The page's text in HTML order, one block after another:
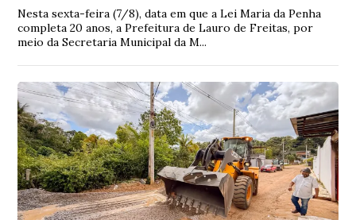
Nesta sexta-feira (7/8), data em que a Lei Maria da Penha
completa 20 anos, a Prefeitura de Lauro de Freitas, por
meio da Secretaria Municipal da M...